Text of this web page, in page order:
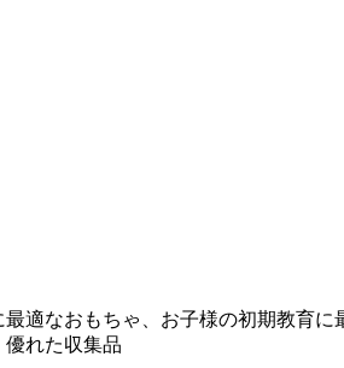
適なおもちゃ、お子様の初期教育に
れた収集品